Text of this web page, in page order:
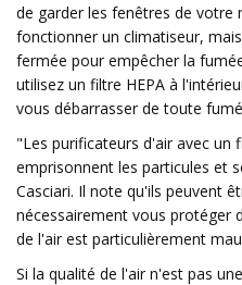
de garder les fenêtres de votre
fonctionner un climatiseur,
fermée pour empêcher la
utilisez un filtre HEPA à
vous débarrasser de toute
"Les purificateurs d'air avec un
emprisonnent les particules et
Casciari. Il note qu'ils peuvent
nécessairement vous protéger
de l'air est particulièrement
Si la qualité de l'air n'est pas